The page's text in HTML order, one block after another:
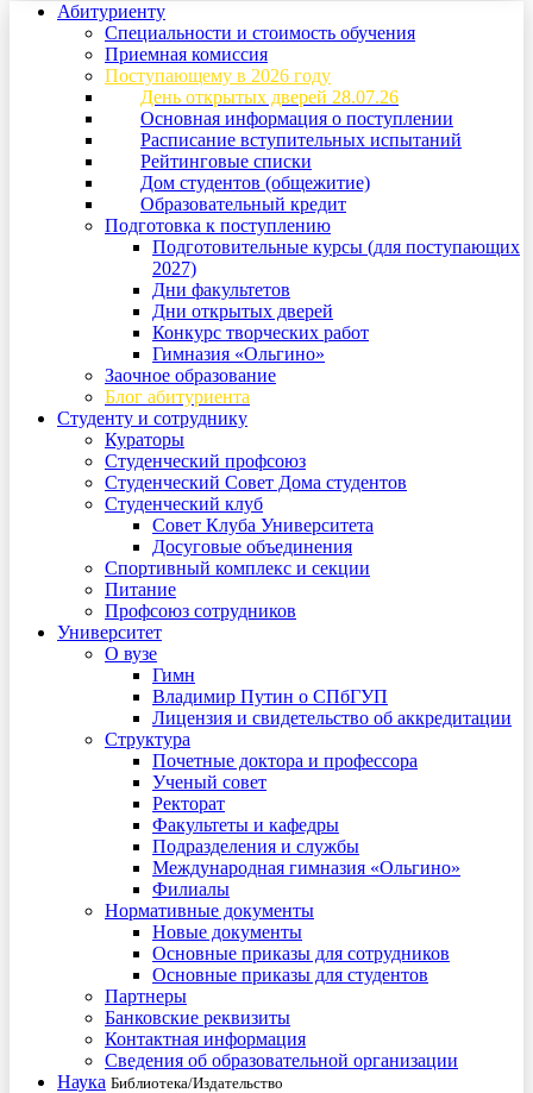
Абитуриенту
Специальности и стоимость обучения
Приемная комиссия
Поступающему в 2026 году
День открытых дверей 28.07.26
Основная информация о поступлении
Расписание вступительных испытаний
Рейтинговые списки
Дом студентов (общежитие)
Образовательный кредит
Подготовка к поступлению
Подготовительные курсы (для поступающих
2027)
Дни факультетов
Дни открытых дверей
Конкурс творческих работ
Гимназия «Ольгино»
Заочное образование
Блог абитуриента
Студенту и сотруднику
Кураторы
Студенческий профсоюз
Студенческий Совет Дома студентов
Студенческий клуб
Совет Клуба Университета
Досуговые объединения
Спортивный комплекс и секции
Питание
Профсоюз сотрудников
Университет
О вузе
Гимн
Владимир Путин о СПбГУП
Лицензия и свидетельство об аккредитации
Структура
Почетные доктора и профессора
Ученый совет
Ректорат
Факультеты и кафедры
Подразделения и службы
Международная гимназия «Ольгино»
Филиалы
Нормативные документы
Новые документы
Основные приказы для сотрудников
Основные приказы для студентов
Партнеры
Банковские реквизиты
Контактная информация
Сведения об образовательной организации
Наука Библиотека/Издательство